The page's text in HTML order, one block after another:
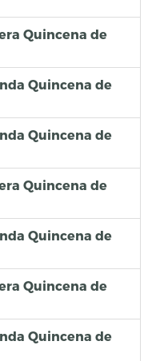
Quincena de
Quincena de
Quincena de
Quincena de
Quincena de
Quincena de
Quincena de